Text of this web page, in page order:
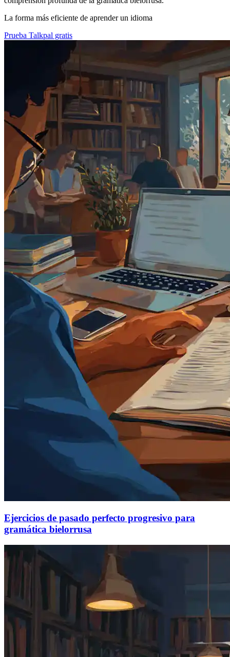
La forma más eficiente de aprender un idioma
Prueba Talkpal gratis
Ejercicios de pasado perfecto progresivo para
gramática bielorrusa